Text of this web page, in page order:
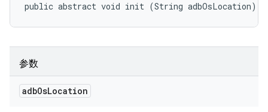
public abstract void init (String adbOsLocation)
参数
adbOsLocation